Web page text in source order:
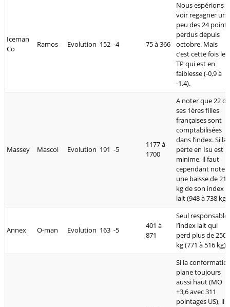
Iceman
Co
Ramos Evolution 152 -4 75 à 366
Nous espérions le
voir regagner un
peu des 24 points
perdus depuis
octobre. Mais
c’est cette fois le
TP qui est en
faiblesse (-0,9 à
-1,4).
Massey Mascol Evolution 191 -5
1177 à
1700
A noter que 22 de
ses 1ères filles
françaises sont
comptabilisées
dans l’index. Si la
perte en Isu est
minime, il faut
cependant noter
une baisse de 210
kg de son index
lait (948 à 738 kg).
Annex O-man Evolution 163 -5
401 à
871
Seul responsable
l’index lait qui
perd plus de 250
kg (771 à 516 kg).
Si la
plane toujours
aussi haut (MO
+3,6 avec 311
pointages US), il